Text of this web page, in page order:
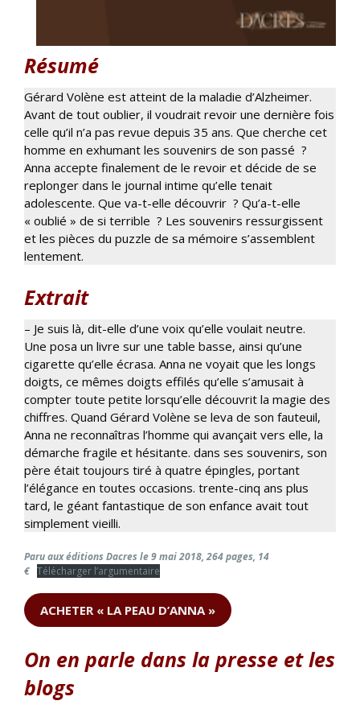
Résumé
Gérard Volène est atteint de la maladie d’Alzheimer.
Avant de tout oublier, il voudrait revoir une dernière fois
celle qu’il n’a pas revue depuis 35 ans. Que cherche cet
homme en exhumant les souvenirs de son passé ?
Anna accepte finalement de le revoir et décide de se
replonger dans le journal intime qu’elle tenait
adolescente. Que va-t-elle découvrir ? Qu’a-t-elle
« oublié » de si terrible ? Les souvenirs ressurgissent
et les pièces du puzzle de sa mémoire s’assemblent
lentement.
Extrait
– Je suis là, dit-elle d’une voix qu’elle voulait neutre.
Une posa un livre sur une table basse, ainsi qu’une
cigarette qu’elle écrasa. Anna ne voyait que les longs
doigts, ce mêmes doigts effilés qu’elle s’amusait à
compter toute petite lorsqu’elle découvrit la magie des
chiffres. Quand Gérard Volène se leva de son fauteuil,
Anna ne reconnaîtras l’homme qui avançait vers elle, la
démarche fragile et hésitante. dans ses souvenirs, son
père était toujours tiré à quatre épingles, portant
l’élégance en toutes occasions. trente-cinq ans plus
tard, le géant fantastique de son enfance avait tout
simplement vieilli.
Paru aux éditions Dacres le9 mai 2018, 264 pages, 14
€ Télécharger l’argumentaire
ACHETER « LA PEAU D’ANNA »
On en parle dans la presse et les
blogs